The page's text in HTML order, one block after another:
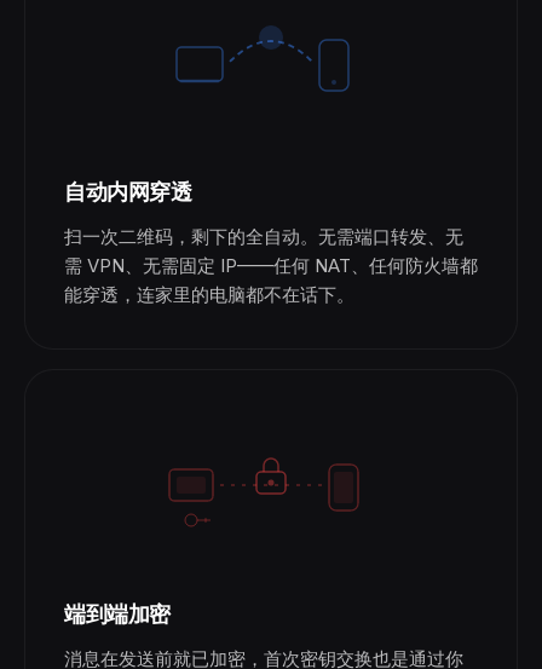
自动内网穿透
扫一次二维码，剩下的全自动。无需端口转发、无
需 VPN、无需固定 IP——任何 NAT、任何防火墙都
能穿透，连家里的电脑都不在话下。
端到端加密
消息在发送前就已加密，首次密钥交换也是通过你